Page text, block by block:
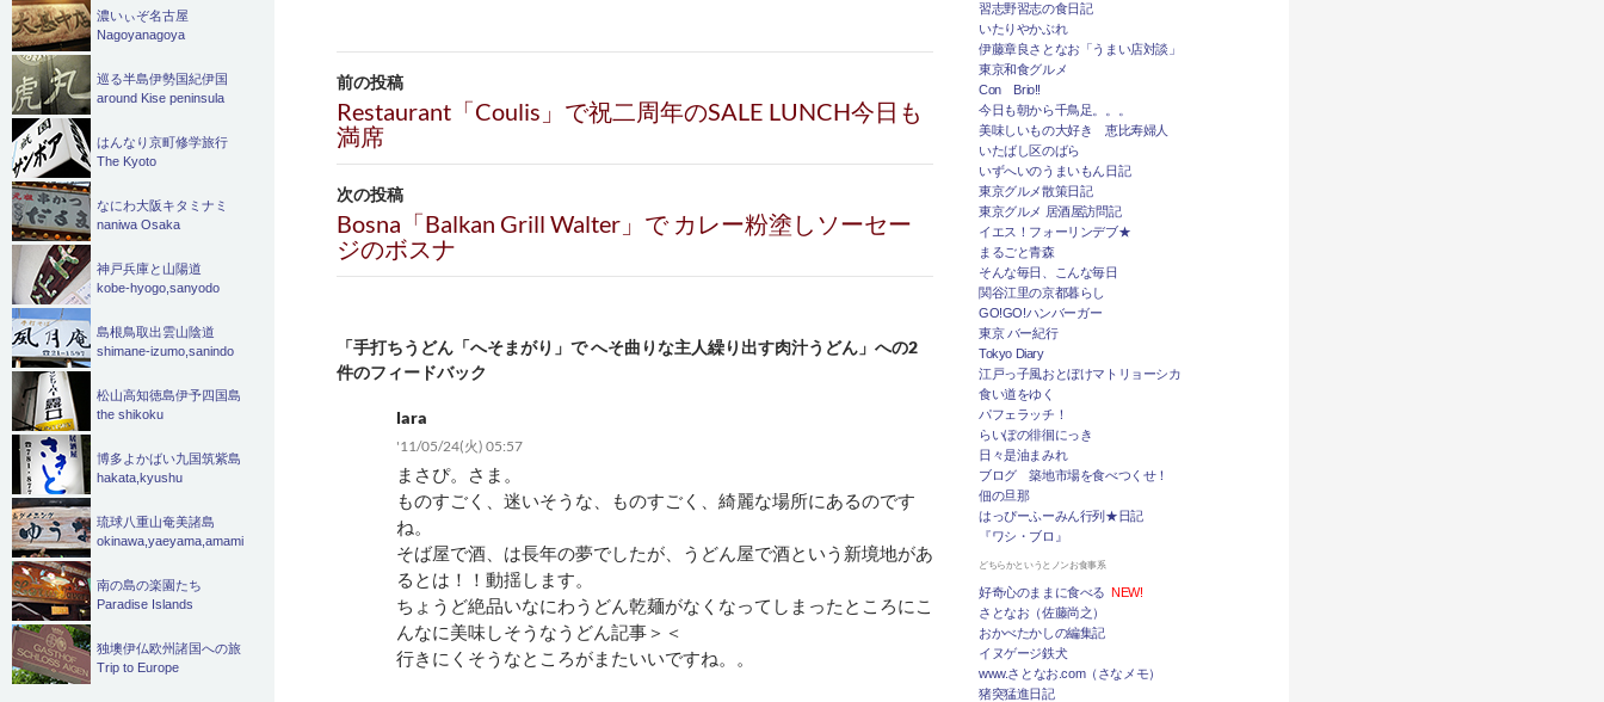
投
稿
ナ
ビ
ゲ
ー
ョ
前の投稿
Restaurant「Coulis」で祝二周年のSALE LUNCH今日も
満席
次の投稿
Bosna「Balkan Grill Walter」で カレー粉塗しソーセー
ジのボスナ
「手打ちうどん「へそまがり」で へそ曲りな主人繰り出す肉汁うどん」への2
件のフィードバック
lara
'11/05/24(火) 05:57
まさぴ。さま。
ものすごく、迷いそうな、ものすごく、綺麗な場所にあるのです
ね。
そば屋で酒、は長年の夢でしたが、うどん屋で酒という新境地があ
るとは！！動揺します。
ちょうど絶品いなにわうどん乾麺がなくなってしまったところにこ
んなに美味しそうなうどん記事＞＜
行きにくそうなところがまたいいですね。。
習志野習志の食日記
いたりやかぶれ
伊藤章良さとなお「うまい店対談」
東京和食グルメ
Con Brio!!
今日も朝から千鳥足。。。
美味しいもの大好き 恵比寿婦人
いたばし区のばら
いずへいのうまいもん日記
東京グルメ散策日記
東京グルメ 居酒屋訪問記
イエス！フォーリンデブ★
まるごと青森
そんな毎日、こんな毎日
関谷江里の京都暮らし
GO!GO!ハンバーガー
東京 バー紀行
Tokyo Diary
江戸っ子風おとぼけマトリョーシカ
食い道をゆく
パフェラッチ！
らいぽの徘徊にっき
日々是油まみれ
ブログ 築地市場を食べつくせ！
佃の旦那
はっぴーふーみん行列★日記
『ワシ・ブロ』
どちらかというとノンお食事系
好奇心のままに食べる NEW!
さとなお（佐藤尚之）
おかべたかしの編集記
イヌゲージ鉄犬
www.さとなお.com（さなメモ）
猪突猛進日記
濃いぃぞ名古屋
Nagoyanagoya
巡る半島伊勢国紀伊国
around Kise peninsula
はんなり京町修学旅行
The Kyoto
なにわ大阪キタミナミ
naniwa Osaka
神戸兵庫と山陽道
kobe-hyogo,sanyodo
島根鳥取出雲山陰道
shimane-izumo,sanindo
松山高知徳島伊予四国島
the shikoku
博多よかばい九国筑紫島
hakata,kyushu
琉球八重山奄美諸島
okinawa,yaeyama,amami
南の島の楽園たち
Paradise Islands
独墺伊仏欧州諸国への旅
Trip to Europe